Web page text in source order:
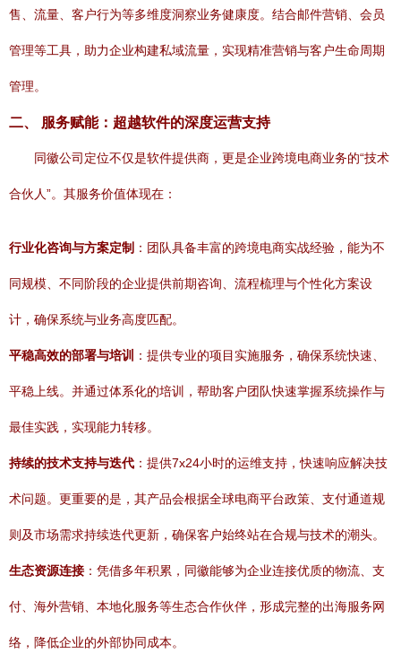
售、流量、客户行为等多维度洞察业务健康度。结合邮件营销、会员
管理等工具，助力企业构建私域流量，实现精准营销与客户生命周期
管理。
二、 服务赋能：超越软件的深度运营支持
同徽公司定位不仅是软件提供商，更是企业跨境电商业务的“技术
合伙人”。其服务价值体现在：
行业化咨询与方案定制 ：团队具备丰富的跨境电商实战经验，能为不
同规模、不同阶段的企业提供前期咨询、流程梳理与个性化方案设
计，确保系统与业务高度匹配。
平稳高效的部署与培训 ：提供专业的项目实施服务，确保系统快速、
平稳上线。并通过体系化的培训，帮助客户团队快速掌握系统操作与
最佳实践，实现能力转移。
持续的技术支持与迭代 ：提供7x24小时的运维支持，快速响应解决技
术问题。更重要的是，其产品会根据全球电商平台政策、支付通道规
则及市场需求持续迭代更新，确保客户始终站在合规与技术的潮头。
生态资源连接 ：凭借多年积累，同徽能够为企业连接优质的物流、支
付、海外营销、本地化服务等生态合作伙伴，形成完整的出海服务网
络，降低企业的外部协同成本。